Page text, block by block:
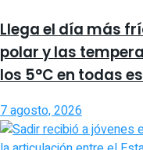
Llega el día más
polar y las
los 5°C en todas
7 agosto, 2026